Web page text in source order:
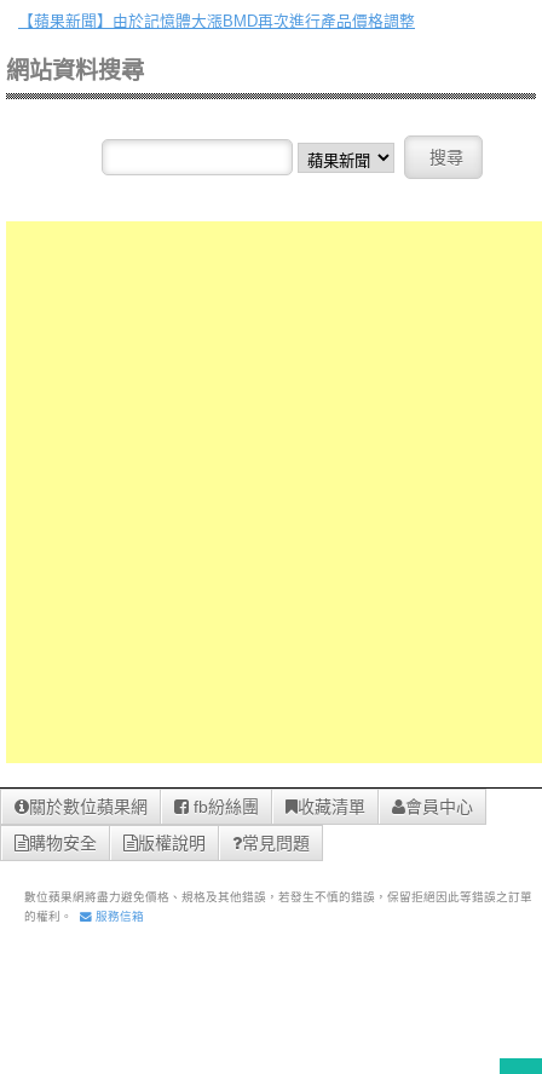
【蘋果新聞】 由於記憶體大漲BMD再次進行產品價格調整
網站資料搜尋
關於數位蘋果網 fb紛絲團 收藏清單
會員中心
購物安全
版權說明 常見問題
數位蘋果網將盡力避免價格、規格及其他錯誤，若發生不慎的錯誤，保留拒絕因此等錯誤之訂單
的權利。
服務信箱